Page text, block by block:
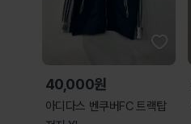
40,000원
아디다스 벤쿠버FC 트랙탑